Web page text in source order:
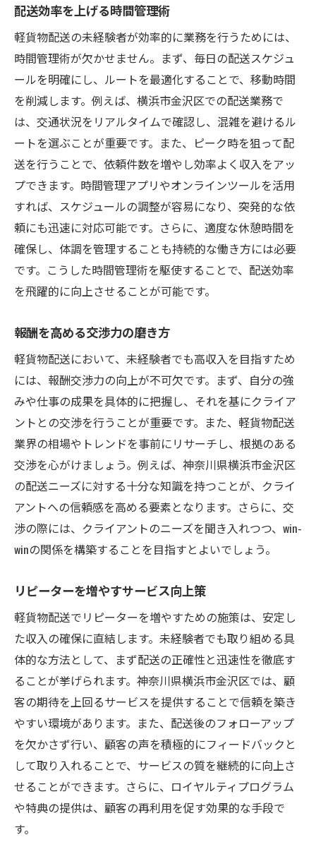
配送効率を上げる時間管理術
軽貨物配送の未経験者が効率的に業務を行うためには、
時間管理術が欠かせません。まず、毎日の配送スケジュ
ールを明確にし、ルートを最適化することで、移動時間
を削減します。例えば、横浜市金沢区での配送業務で
は、交通状況をリアルタイムで確認し、混雑を避けるル
ートを選ぶことが重要です。また、ピーク時を狙って配
送を行うことで、依頼件数を増やし効率よく収入をアッ
プできます。時間管理アプリやオンラインツールを活用
すれば、スケジュールの調整が容易になり、突発的な依
頼にも迅速に対応可能です。さらに、適度な休憩時間を
確保し、体調を管理することも持続的な働き方には必要
です。こうした時間管理術を駆使することで、配送効率
を飛躍的に向上させることが可能です。
報酬を高める交渉力の磨き方
軽貨物配送において、未経験者でも高収入を目指すため
には、報酬交渉力の向上が不可欠です。まず、自分の強
みや仕事の成果を具体的に把握し、それを基にクライア
ントとの交渉を行うことが重要です。また、軽貨物配送
業界の相場やトレンドを事前にリサーチし、根拠のある
交渉を心がけましょう。例えば、神奈川県横浜市金沢区
の配送ニーズに対する十分な知識を持つことが、クライ
アントへの信頼感を高める要素となります。さらに、交
渉の際には、クライアントのニーズを聞き入れつつ、win-
winの関係を構築することを目指すとよいでしょう。
リピーターを増やすサービス向上策
軽貨物配送でリピーターを増やすための施策は、安定し
た収入の確保に直結します。未経験者でも取り組める具
体的な方法として、まず配送の正確性と迅速性を徹底す
ることが挙げられます。神奈川県横浜市金沢区では、顧
客の期待を上回るサービスを提供することで信頼を築き
やすい環境があります。また、配送後のフォローアップ
を欠かさず行い、顧客の声を積極的にフィードバックと
して取り入れることで、サービスの質を継続的に向上さ
せることができます。さらに、ロイヤルティプログラム
や特典の提供は、顧客の再利用を促す効果的な手段で
す。